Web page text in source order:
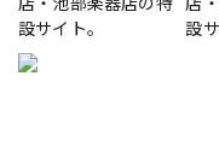
設サイト。
設